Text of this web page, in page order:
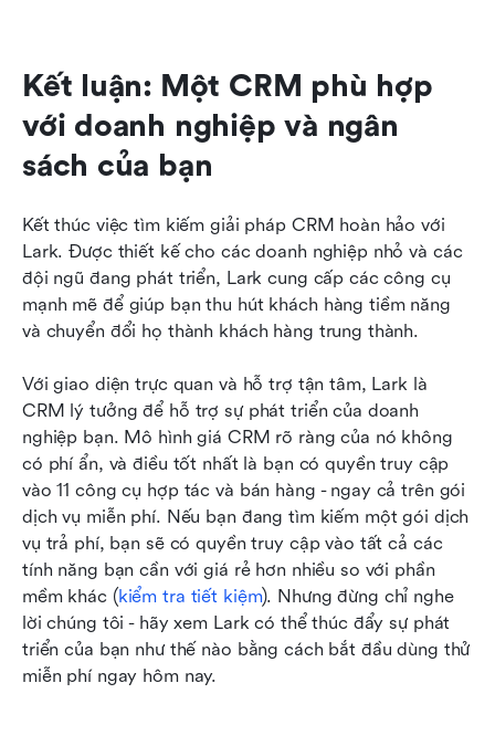
Kết luận: Một CRM phù hợp
với doanh nghiệp và ngân
sách của bạn
Kết thúc việc tìm kiếm giải pháp CRM hoàn hảo với
Lark. Được thiết kế cho các doanh nghiệp nhỏ và các
đội ngũ đang phát triển, Lark cung cấp các công cụ
mạnh mẽ để giúp bạn thu hút khách hàng tiềm năng
và chuyển đổi họ thành khách hàng trung thành.
Với giao diện trực quan và hỗ trợ tận tâm, Lark là
CRM lý tưởng để hỗ trợ sự phát triển của doanh
nghiệp bạn. Mô hình giá CRM rõ ràng của nó không
có phí ẩn, và điều tốt nhất là bạn có quyền truy cập
vào 11 công cụ hợp tác và bán hàng - ngay cả trên gói
dịch vụ miễn phí. Nếu bạn đang tìm kiếm một gói dịch
vụ trả phí, bạn sẽ có quyền truy cập vào tất cả các
tính năng bạn cần với giá rẻ hơn nhiều so với phần
mềm khác (kiểm tra tiết kiệm). Nhưng đừng chỉ nghe
lời chúng tôi - hãy xem Lark có thể thúc đẩy sự phát
triển của bạn như thế nào bằng cách bắt đầu dùng thử
miễn phí ngay hôm nay.